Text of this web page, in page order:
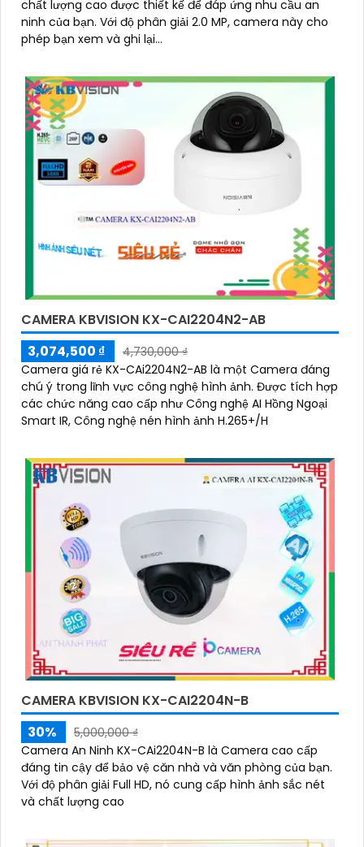
chất lượng cao được thiết kế để đáp ứng nhu cầu an
ninh của bạn. Với độ phân giải 2.0 MP, camera này cho
phép bạn xem và ghi lại...
CAMERA KBVISION KX-CAI2204N2-AB
3,074,500 ₫
4,730,000 ₫
Camera giá rẻ KX-CAi2204N2-AB là một Camera đáng
chú ý trong lĩnh vực công nghệ hình ảnh. Được tích hợp
các chức năng cao cấp như Công nghệ AI Hồng Ngoại
Smart IR, Công nghệ nén hình ảnh H.265+/H
CAMERA KBVISION KX-CAI2204N-B
30%
5,000,000 ₫
Camera An Ninh KX-CAi2204N-B là Camera cao cấp
đáng tin cậy để bảo vệ căn nhà và văn phòng của bạn.
Với độ phân giải Full HD, nó cung cấp hình ảnh sắc nét
và chất lượng cao